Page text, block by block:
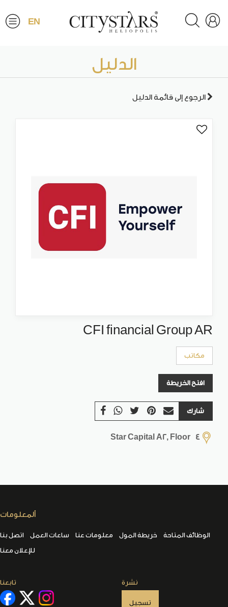
EN
الدليل
الرجوع إلى قائمة الدليل
CFI financial Group AR
مكاتب
افتح الخريطة
شارك
Star Capital A2, Floor 4
ألمعلومات
اتصل بنا ساعات العمل معلومات عنا خريطة المول
الوظائف المتاحة
للإعلان معنا
تابعنا نشرة
تسجيل